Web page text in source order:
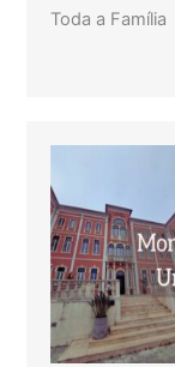
Toda a Família